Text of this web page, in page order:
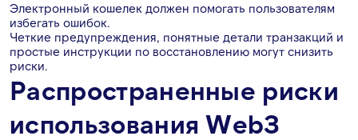
Электронный кошелек должен помогать пользователям
избегать ошибок.
Четкие предупреждения, понятные детали транзакций и
простые инструкции по восстановлению могут снизить
риски.
Распространенные риски
использования Web3